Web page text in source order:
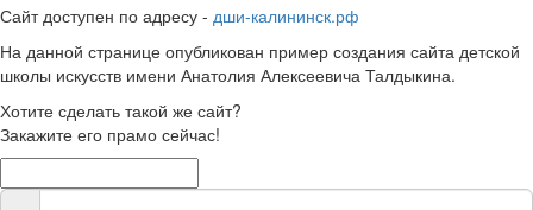
Сайт доступен по адресу - дши-калининск.рф
На данной странице опубликован пример создания сайта детской
школы искусств имени Анатолия Алексеевича Талдыкина.
Хотите сделать такой же сайт?
Закажите его прамо сейчас!